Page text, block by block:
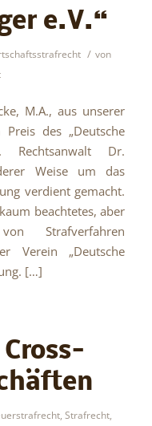
e.V.“
/ von
M.A., aus unserer
des „Deutsche
Rechtsanwalt Dr.
Weise um das
verdient gemacht.
beachtetes, aber
Strafverfahren
Verein „Deutsche
[…]
, Strafrecht,